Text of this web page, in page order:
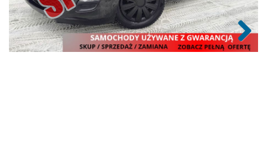
Next